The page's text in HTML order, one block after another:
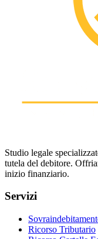
Studio legale
tutela del debitore.
inizio finanziario.
Servizi
Ricorso Tributario